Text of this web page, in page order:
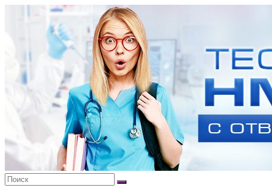
содержимому
портала
ответами